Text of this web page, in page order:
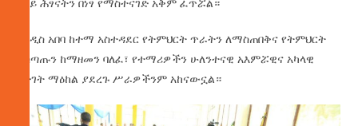
የአዲስ አበባ ከተማ አስተዳደር የትምህርት ጥራትን ለማስጠበቅና የትምህርት
አሰጣጡን ከማዘመን ባለፈ፣ የተማሪዎችን ሁለንተናዊ አእምሯዊና አካላዊ
ዕድገት ማዕከል ያደረጉ ሥራዎችንም አከናውኗል።